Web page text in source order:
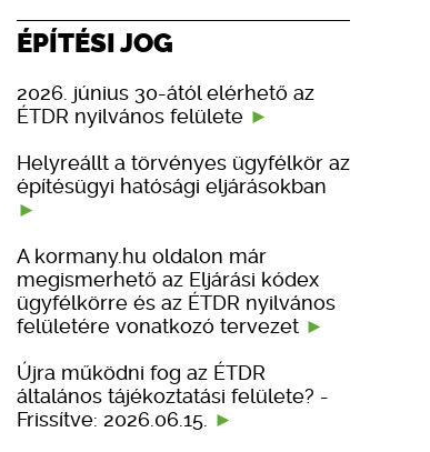
ÉPÍTÉSI JOG
2026. június 30-ától elérhető az
ÉTDR nyilvános felülete
Helyreállt a törvényes ügyfélkör az
építésügyi hatósági eljárásokban
A kormany.hu oldalon már
megismerhető az Eljárási kódex
ügyfélkörre és az ÉTDR nyilvános
felületére vonatkozó tervezet
Újra működni fog az ÉTDR
általános tájékoztatási felülete? -
Frissítve: 2026.06.15.